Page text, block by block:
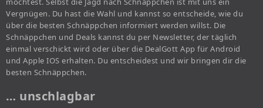
Vergnügen. Du hast die Wahl und kannst so entscheide, wie du
über die besten Schnäppchen informiert werden willst. Die
Schnäppchen und Deals kannst du per Newsletter, der täglich
einmal verschickt wird oder über die DealGott App für Android
und Apple IOS erhalten. Du entscheidest und wir bringen dir die
besten Schnäppchen.
… unschlagbar